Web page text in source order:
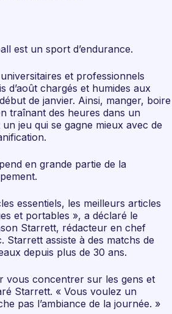
est un sport d’endurance.
et professionnels
d’août chargés et humides aux
de janvier. Ainsi, manger, boire
traînant des heures dans un
jeu qui se gagne mieux avec de
en grande partie de la
essentiels, les meilleurs articles
et portables », a déclaré le
Starrett, rédacteur en chef
Starrett assiste à des matchs de
depuis plus de 30 ans.
vous concentrer sur les gens et
Starrett. « Vous voulez un
pas l’ambiance de la journée. »